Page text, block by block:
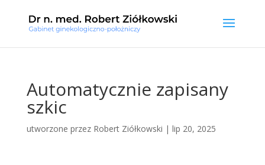
Automatycznie zapisany
szkic
utworzone przez Robert Ziółkowski | lip 20, 2025